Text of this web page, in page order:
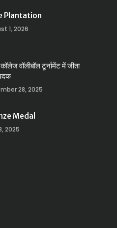
Plantation
1, 2026
वॉलीबॉल टूर्नामेंट में जीता
28, 2025
Medal
2025